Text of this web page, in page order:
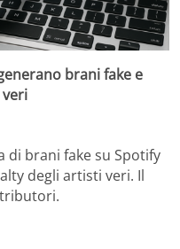
brani fake e
di brani fake su Spotify
degli artisti veri. Il